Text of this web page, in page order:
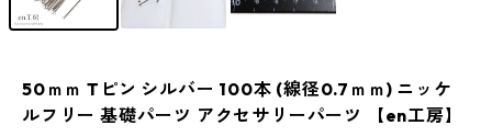
50ｍｍ Tピン シルバー 100本 (線径0.7ｍｍ) ニッケ
ルフリー 基礎パーツ アクセサリーパーツ 【en工房】